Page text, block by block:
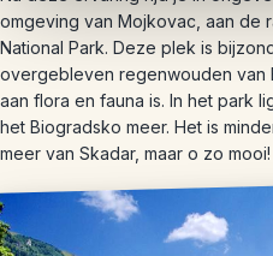
omgeving van Mojkovac, aan de
National Park. Deze plek is
overgebleven regenwouden van
aan flora en fauna is. In het park
het Biogradsko meer. Het is
meer van Skadar, maar o zo mooi!